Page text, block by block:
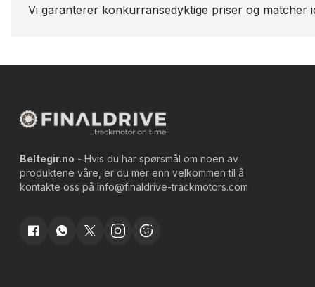
Vi garanterer konkurransedyktige priser og matcher
Beltegir.no - Hvis du har spørsmål om noen av
produktene våre, er du mer enn velkommen til å
kontakte oss på info@finaldrive-trackmotors.com